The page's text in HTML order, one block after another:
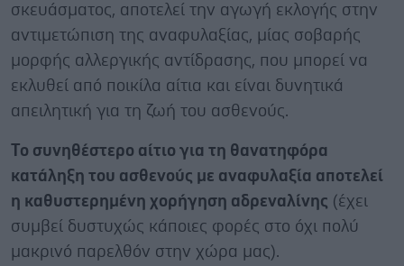
σκευάσματος, αποτελεί την αγωγή εκλογής στην
αντιμετώπιση της αναφυλαξίας, μίας σοβαρής
μορφής αλλεργικής αντίδρασης, που μπορεί να
εκλυθεί από ποικίλα αίτια και είναι δυνητικά
απειλητική για τη ζωή του ασθενούς.
Το συνηθέστερο αίτιο για τη θανατηφόρα
κατάληξη του ασθενούς με αναφυλαξία αποτελεί
η καθυστερημένη χορήγηση αδρεναλίνης (έχει
συμβεί δυστυχώς κάποιες φορές στο όχι πολύ
μακρινό παρελθόν στην χώρα μας).